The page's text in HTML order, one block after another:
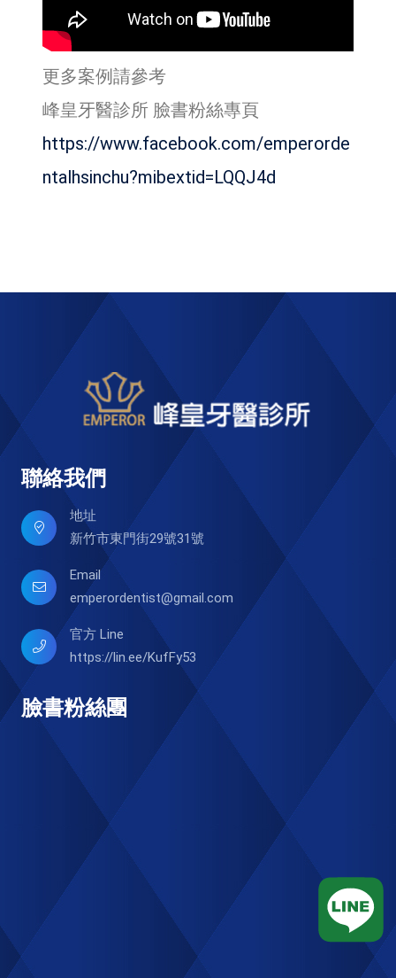
更多案例請參考
峰皇牙醫診所 臉書粉絲專頁
https://www.facebook.com/emperorde
ntalhsinchu?mibextid=LQQJ4d
聯絡我們
地址
新竹市東門街29號31號
Email
emperordentist@gmail.com
官方 Line
https://lin.ee/KufFy53
臉書粉絲團